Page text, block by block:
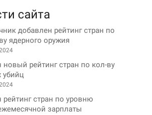
сайта
добавлен рейтинг стран по
ядерного оружия
рейтинг стран по кол-ву
убийц
стран по уровню
зарплаты